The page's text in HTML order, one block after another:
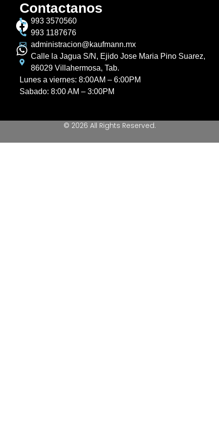
Contactanos
993 3570560
993 1187676
administracion@kaufmann.mx
Calle la Jagua S/N, Ejido Jose Maria Pino Suarez,
86029 Villahermosa, Tab.
Lunes a viernes: 8:00AM – 6:00PM
Sabado: 8:00 AM – 3:00PM
© 2026 All Rights Reserved.